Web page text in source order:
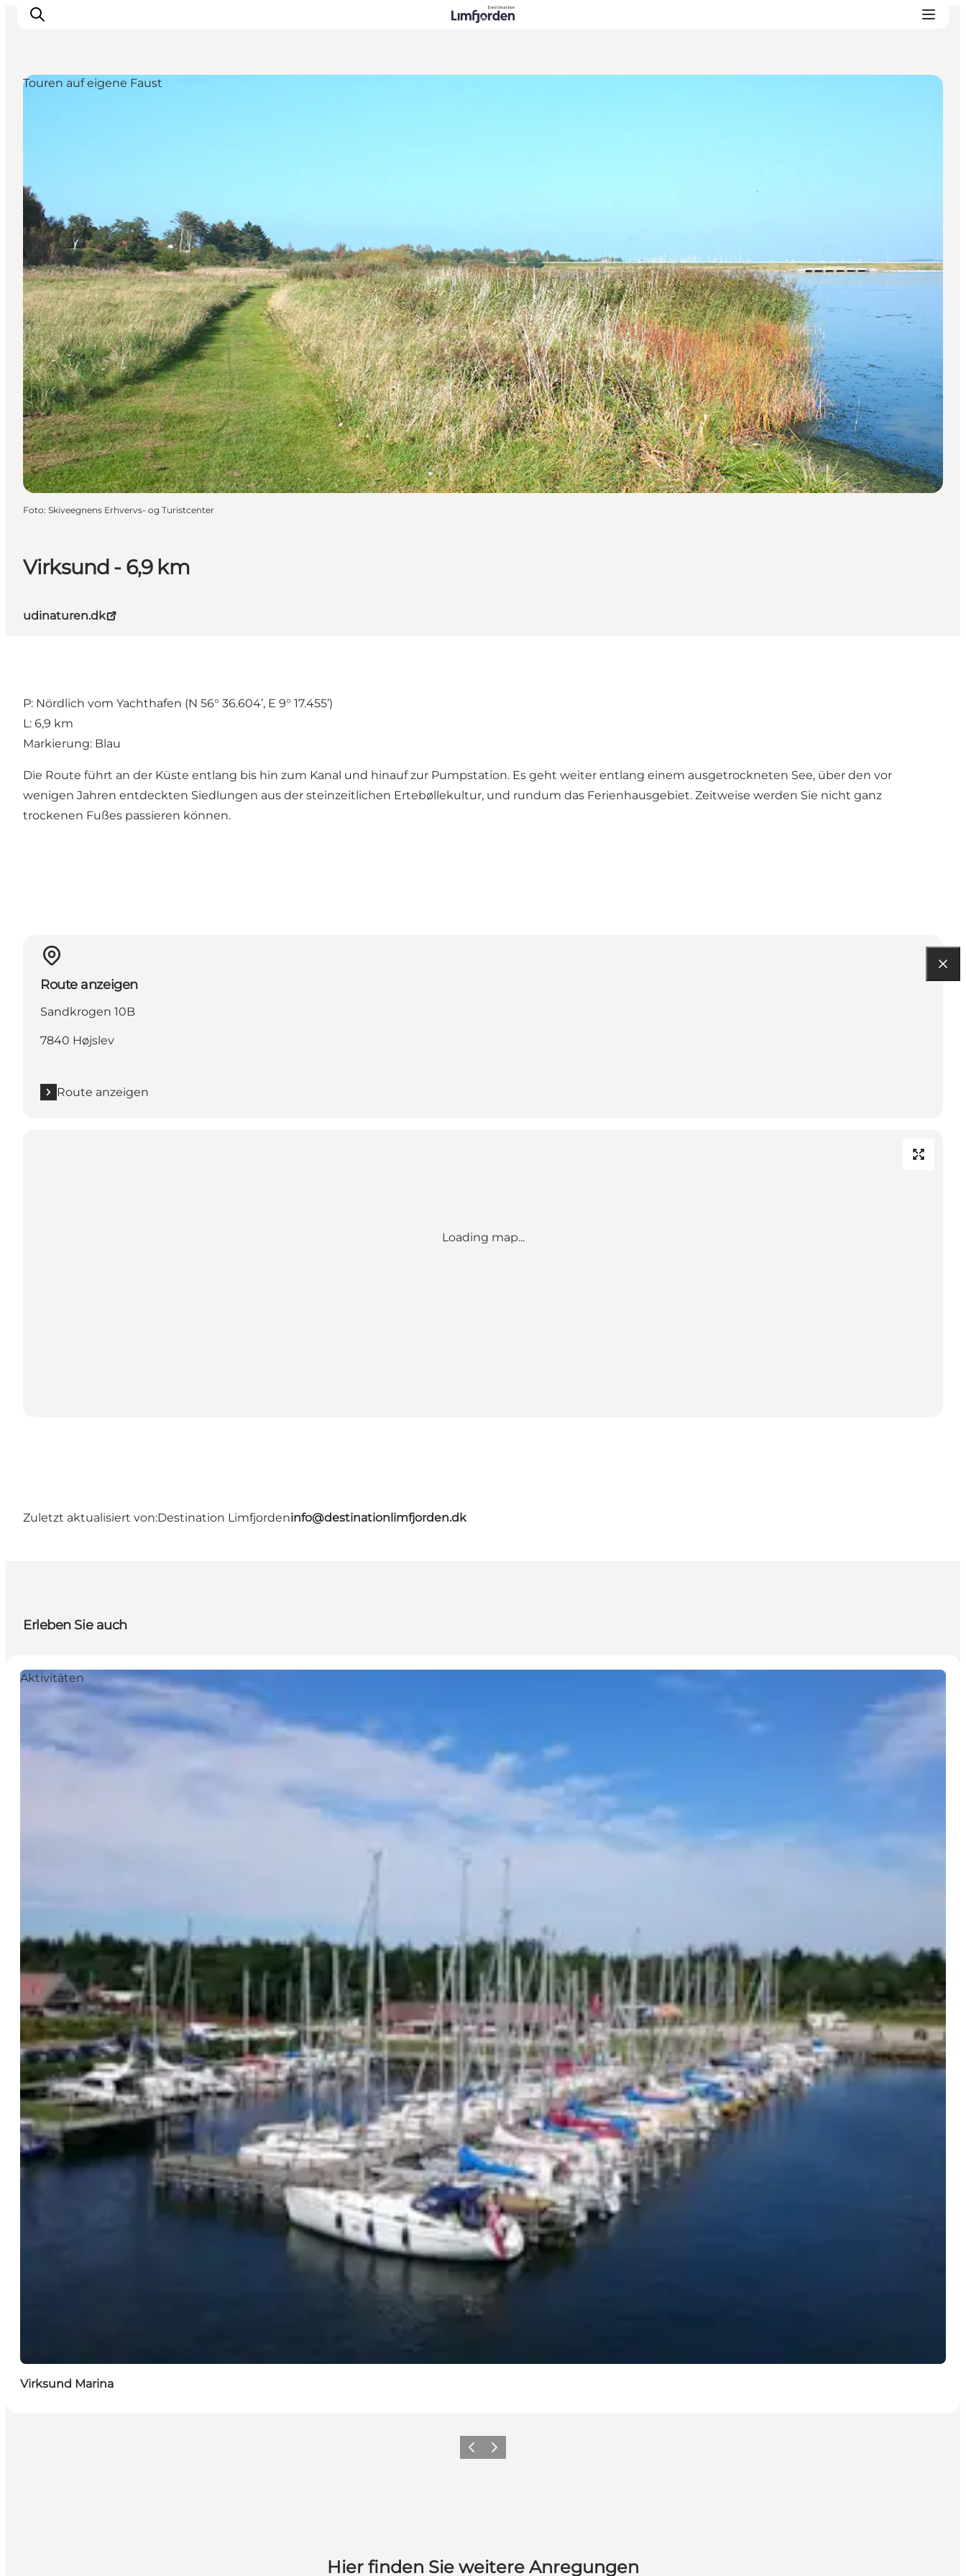
Virksund - 6,9 km
udinaturen.dk
Touren auf eigene Faust
Foto: Skiveegnens Erhvervs- og Turistcenter
P: Nördlich vom Yachthafen (N 56° 36.604’, E 9° 17.455’)
L: 6,9 km
Markierung: Blau
Die Route führt an der Küste entlang bis hin zum Kanal und hinauf zur Pumpstation. Es geht weiter entlang einem ausgetrockneten See, über den vor
wenigen Jahren entdeckten Siedlungen aus der steinzeitlichen Ertebøllekultur, und rundum das Ferienhausgebiet. Zeitweise werden Sie nicht ganz
trockenen Fußes passieren können.
Route anzeigen
Sandkrogen 10B
7840 Højslev
Route anzeigen
Loading map...
Zuletzt aktualisiert von:Destination Limfjordeninfo@destinationlimfjorden.dk
Erleben Sie auch
Aktivitäten
Virksund Marina
Vorherige Folie
Nächste Folie
Hier finden Sie weitere Anregungen